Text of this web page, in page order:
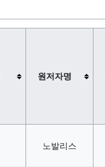
원저자명
노발리스